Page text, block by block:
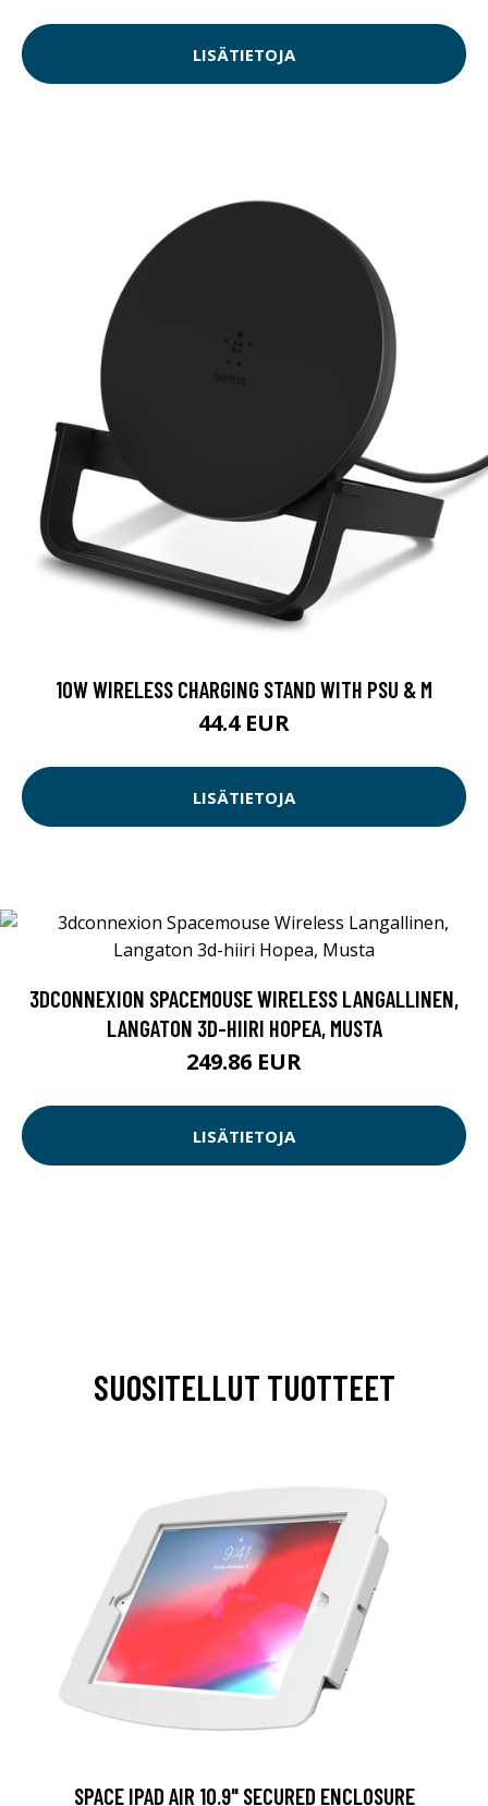
LISÄTIETOJA
10W WIRELESS CHARGING STAND WITH PSU & M
44.4 EUR
LISÄTIETOJA
3DCONNEXION SPACEMOUSE WIRELESS LANGALLINEN,
LANGATON 3D-HIIRI HOPEA, MUSTA
249.86 EUR
LISÄTIETOJA
SUOSITELLUT TUOTTEET
SPACE IPAD AIR 10.9" SECURED ENCLOSURE